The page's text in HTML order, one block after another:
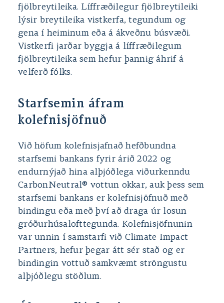
fjölbreytileika. Líffræðilegur fjölbreytileiki
lýsir breytileika vistkerfa, tegundum og
gena í heiminum eða á ákveðnu búsvæði.
Vistkerfi jarðar byggja á líffræðilegum
fjölbreytileika sem hefur þannig áhrif á
velferð fólks.
Starfsemin áfram
kolefnisjöfnuð
Við höfum kolefnisjafnað hefðbundna
starfsemi bankans fyrir árið 2022 og
endurnýjað hina alþjóðlega viðurkenndu
CarbonNeutral® vottun okkar, auk þess sem
starfsemi bankans er kolefnisjöfnuð með
bindingu eða með því að draga úr losun
gróðurhúsalofttegunda. Kolefnisjöfnunin
var unnin í samstarfi við Climate Impact
Partners, hefur þegar átt sér stað og er
bindingin vottuð samkvæmt ströngustu
alþjóðlegu stöðlum.